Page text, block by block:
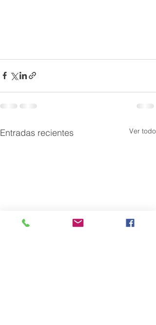
Entradas recientes Ver todo